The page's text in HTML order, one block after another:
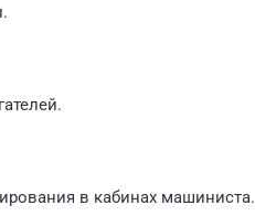
в кабинах машиниста.